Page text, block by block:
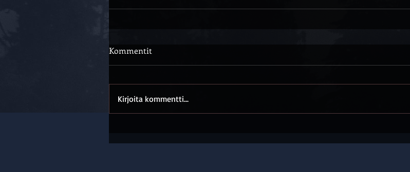
Kommentit
Kirjoita kommentti...